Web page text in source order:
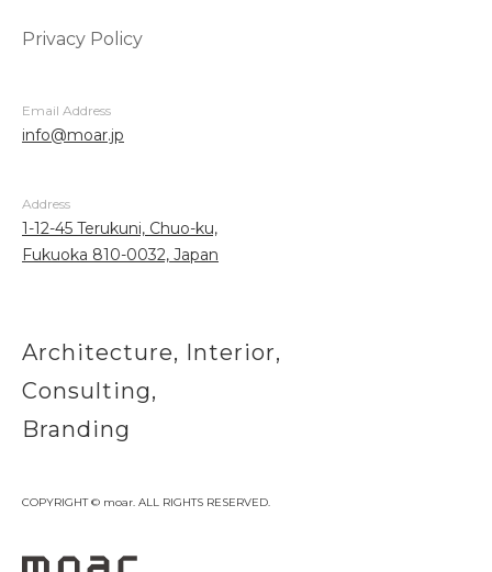
Privacy Policy
Email Address
info@moar.jp
Address
1-12-45 Terukuni, Chuo-ku,
Fukuoka 810-0032, Japan
Architecture, Interior,
Consulting,
Branding
COPYRIGHT © moar. ALL RIGHTS RESERVED.